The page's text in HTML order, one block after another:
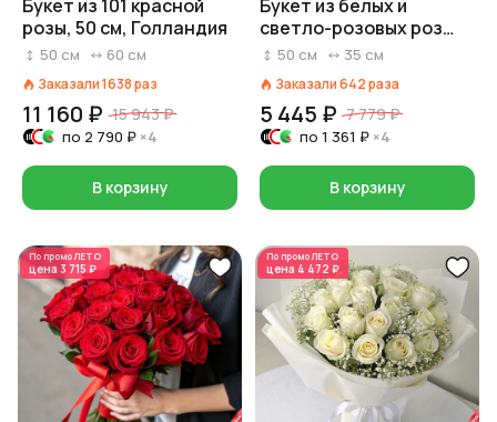
Букет из 101 красной
розы, 50 см, Голландия
50 см 60 см
Заказали1638раз
11 160 ₽ 15 943 ₽
по 2 790 ₽ ×4
В корзину
Букет из белых и
светло-розовых роз
«Прикосновение»
50 см 35 см
Заказали642раза
5 445 ₽ 7 779 ₽
по 1 361 ₽ ×4
В корзину
По промоЛЕТО
цена 3 715 ₽
По промоЛЕТО
цена 4 472 ₽